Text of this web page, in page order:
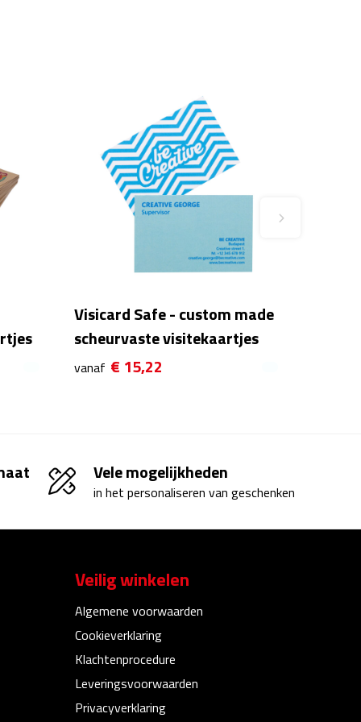
Visicard Safe - custom made
scheurvaste visitekaartjes
vanaf € 15,22
Vele mogelijkheden
in het personaliseren van geschenken
Veilig winkelen
Algemene voorwaarden
Cookieverklaring
Klachtenprocedure
Leveringsvoorwaarden
Privacyverklaring